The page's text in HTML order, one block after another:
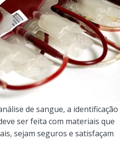
de sangue, a identificação
ser feita com materiais que
sejam seguros e satisfaçam